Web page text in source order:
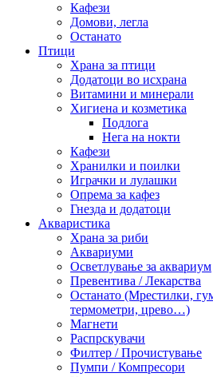
Кафези
Домови, легла
Останато
Птици
Храна за птици
Додатоци во исхрана
Витамини и минерали
Хигиена и козметика
Подлога
Нега на нокти
Кафези
Хранилки и поилки
Играчки и лулашки
Опрема за кафез
Гнезда и додатоци
Акваристика
Храна за риби
Аквариуми
Осветлување за аквариум
Превентива / Лекарства
Останато (Мрестилки,
термометри, црево…)
Магнети
Распрскувачи
Филтер / Прочистување
Пумпи / Компресори